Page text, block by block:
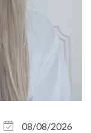
08/08/2026